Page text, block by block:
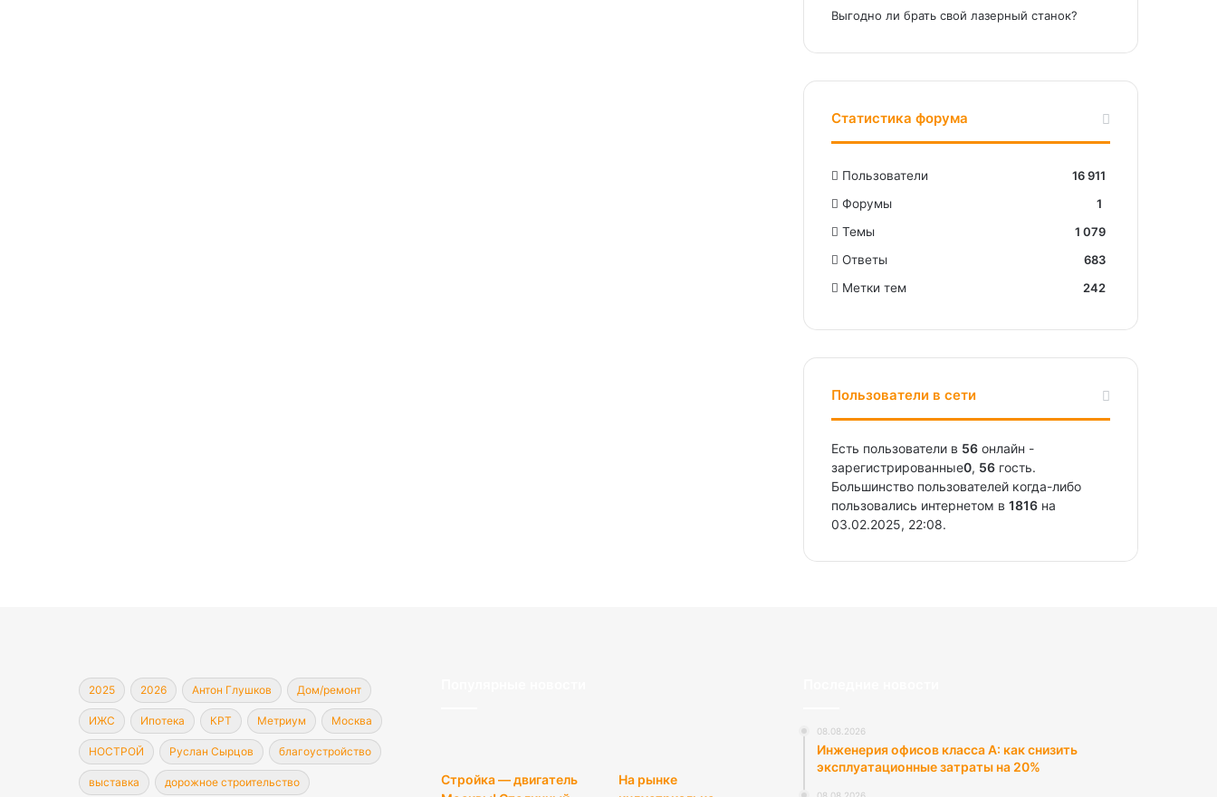
Выгодно ли брать свой лазерный станок?
Статистика форума
Пользователи
16 911
Форумы
1
Темы
1 079
Ответы
683
Метки тем
242
Пользователи в сети
Есть пользователи в 56 онлайн -
зарегистрированные0, 56 гость.
Большинство пользователей когда-либо
пользовались интернетом в1816 на
03.02.2025, 22:08.
2025 2026 Антон Глушков Дом/ремонт
ИЖС Ипотека КРТ Метриум Москва
НОСТРОЙ Руслан Сырцов благоустройство
выставка дорожное строительство
Стройка — двигатель
На рынке
08.08.2026
Инженерия офисов класса А: как снизить
эксплуатационные затраты на 20%